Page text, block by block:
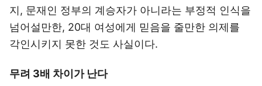
지, 문재인 정부의 계승자가 아니라는 부정적 인식을
넘어설만한, 20대 여성에게 믿음을 줄만한 의제를
각인시키지 못한 것도 사실이다.
무려 3배 차이가 난다